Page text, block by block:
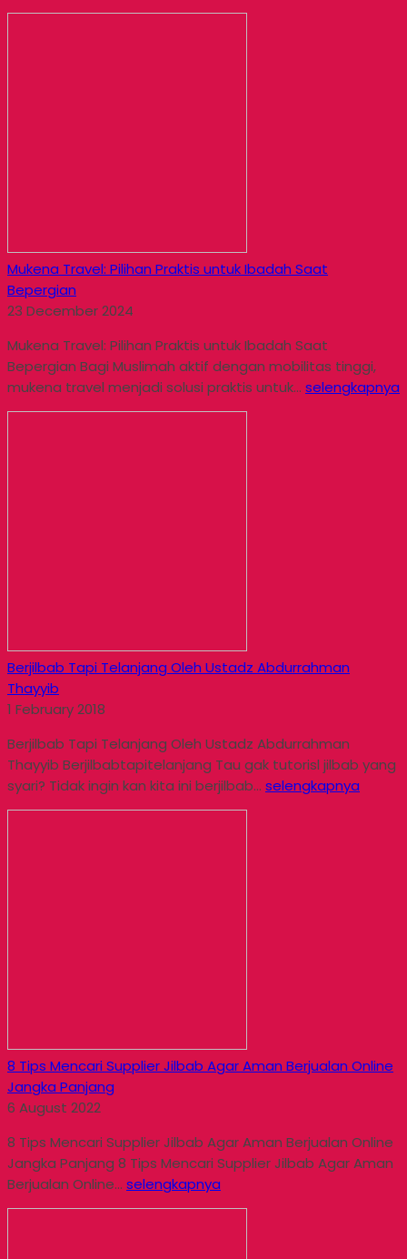
Mukena Travel: Pilihan Praktis untuk Ibadah Saat
Bepergian
23 December 2024
Mukena Travel: Pilihan Praktis untuk Ibadah Saat
Bepergian Bagi Muslimah aktif dengan mobilitas tinggi,
mukena travel menjadi solusi praktis untuk... selengkapnya
Berjilbab Tapi Telanjang Oleh Ustadz Abdurrahman
Thayyib
1 February 2018
Berjilbab Tapi Telanjang Oleh Ustadz Abdurrahman
Thayyib Berjilbabtapitelanjang Tau gak tutorisl jilbab yang
syari? Tidak ingin kan kita ini berjilbab... selengkapnya
8 Tips Mencari Supplier Jilbab Agar Aman Berjualan Online
Jangka Panjang
6 August 2022
8 Tips Mencari Supplier Jilbab Agar Aman Berjualan Online
Jangka Panjang 8 Tips Mencari Supplier Jilbab Agar Aman
Berjualan Online... selengkapnya